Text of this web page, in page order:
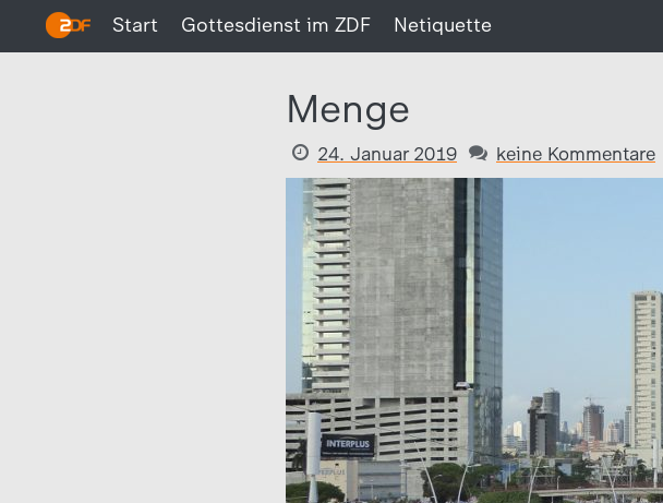
Start Gottesdienst im ZDF Netiquette
Menge
24. Januar 2019 keine Kommentare